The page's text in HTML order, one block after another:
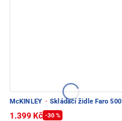
McKINLEY · Skládací židle Faro 500
1.399 Kč -30 %